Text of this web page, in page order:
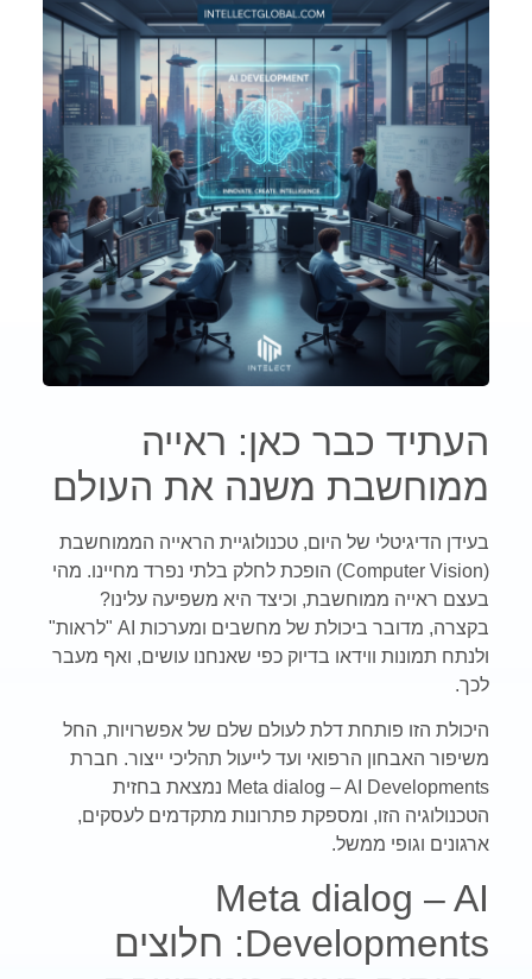
העתיד כבר כאן: ראייה
ממוחשבת משנה את העולם
בעידן הדיגיטלי של היום, טכנולוגיית הראייה הממוחשבת
(Computer Vision) הופכת לחלק בלתי נפרד מחיינו. מהי
בעצם ראייה ממוחשבת, וכיצד היא משפיעה עלינו?
בקצרה, מדובר ביכולת של מחשבים ומערכות AI "לראות"
ולנתח תמונות ווידאו בדיוק כפי שאנחנו עושים, ואף מעבר
לכך.
היכולת הזו פותחת דלת לעולם שלם של אפשרויות, החל
משיפור האבחון הרפואי ועד לייעול תהליכי ייצור. חברת
Meta dialog – AI Developments נמצאת בחזית
הטכנולוגיה הזו, ומספקת פתרונות מתקדמים לעסקים,
ארגונים וגופי ממשל.
Meta dialog – AI
Developments: חלוצים